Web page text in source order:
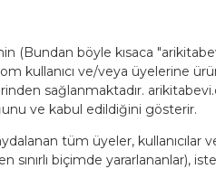
(Bundan böyle kısaca
kullanıcı ve/veya üyelerine
sağlanmaktadır.
ve kabul edildiğini gösterir.
tüm üyeler, kullanıcılar
biçimde yararlananlar),